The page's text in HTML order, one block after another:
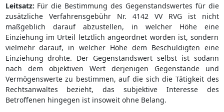
Leitsatz: Für die Bestimmung des Gegenstandswertes für die
zusätzliche Verfahrensgebühr Nr. 4142 VV RVG ist nicht
maßgeblich darauf abzustellen, in welcher Höhe eine
Einziehung im Urteil letztlich angeordnet worden ist, sondern
vielmehr darauf, in welcher Höhe dem Beschuldigten eine
Einziehung drohte. Der Gegenstandswert selbst ist sodann
nach dem objektiven Wert derjenigen Gegenstände und
Vermögenswerte zu bestimmen, auf die sich die Tätigkeit des
Rechtsanwaltes bezieht, das subjektive Interesse des
Betroffenen hingegen ist insoweit ohne Belang.